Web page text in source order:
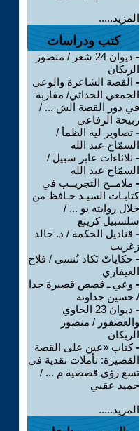
المزيد.....
كتب ودراسات
-
ديوان 24 شعر / منصور
الريكان
- القصة الشاعرة والوعي
الجمعي الحداثي/ مقاربة
في دور القصة الش ... /
ربيحة الرفاعي
- تصاوير لية الظمأ /
السمّاح عبد الله
- ثلاثاءات عابر سبيل /
السمّاح عبد الله
- ملامــح التجريــب في
كتابـات السيـد حـافظ من
خلال روايته يو ... /
سلسبيل كريبع
- قناديل الحكمة / د. خالد
زغريت
- حكاياتْ تَكاد تُنسى / فلاح
العيفاري
- وعي ـ قصص قصيرة جدا
/ حسين جداونه
-
ديوان 23 الحاوي
والعصفور / منصور
الريكان
-كتاب «عين على القصة
القصيرة: تأملات نقدية في
تسع رؤى قصصية م ... /
حميد عقبي
المزيد.....